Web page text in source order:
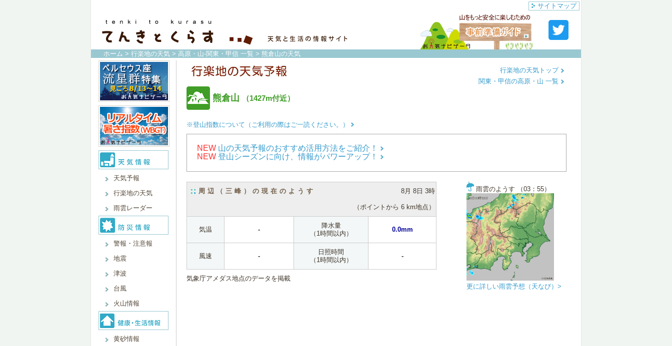
サイトマップ
ホーム > 行楽地の天気 > 高原・山-関東・甲信 一覧 > 熊倉山の天気
天気予報
行楽地の天気
雨雲レーダー
警報・注意報
地震
津波
台風
火山情報
黄砂情報
熊倉山 （1427m付近）
行楽地の天気トップ
関東・甲信の高原・山 一覧
※登山指数について（ご利用の際はご一読ください。）
NEW 山の天気予報のおすすめ活用方法をご紹介！
NEW 登山シーズンに向け、情報がパワーアップ！
周辺（三峰）の現在のようす 8月 8日 3時
（ポイントから 6 km地点）
気温 -
降水量
（1時間以内）
0.0mm
風速 -
日照時間
（1時間以内）
-
気象庁アメダス地点のデータを掲載
雨雲のようす （03：55）
更に詳しい雨雲予想（天なび）>